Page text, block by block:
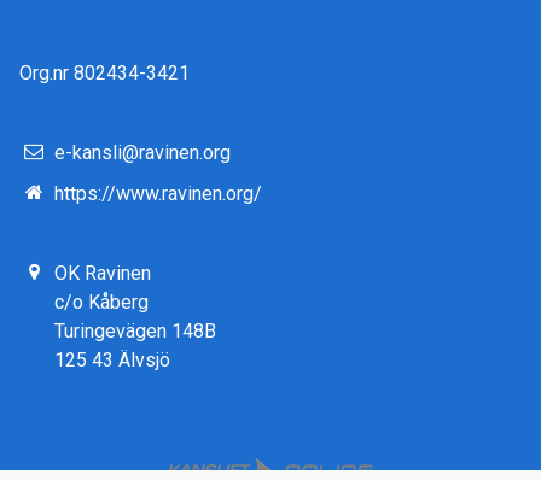
Org.nr 802434-3421
e-kansli@ravinen.org
https://www.ravinen.org/
OK Ravinen
c/o Kåberg
Turingevägen 148B
125 43 Älvsjö